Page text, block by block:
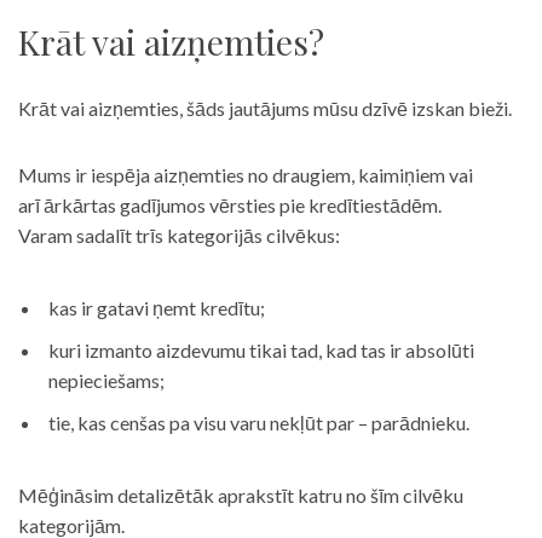
Krāt vai aizņemties?
Krāt vai aizņemties, šāds jautājums mūsu dzīvē izskan bieži.
Mums ir iespēja aizņemties no draugiem, kaimiņiem vai
arī ārkārtas gadījumos vērsties pie kredītiestādēm.
Varam sadalīt trīs kategorijās cilvēkus:
kas ir gatavi ņemt kredītu;
kuri izmanto aizdevumu tikai tad, kad tas ir absolūti
nepieciešams;
tie, kas cenšas pa visu varu nekļūt par – parādnieku.
Mēģināsim detalizētāk aprakstīt katru no šīm cilvēku
kategorijām.